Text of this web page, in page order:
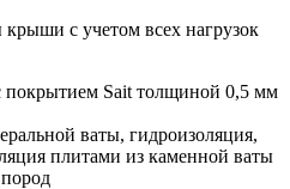
с учетом всех нагрузок
покрытием Sait толщиной 0,5 мм
ваты, гидроизоляция,
плитами из каменной ваты